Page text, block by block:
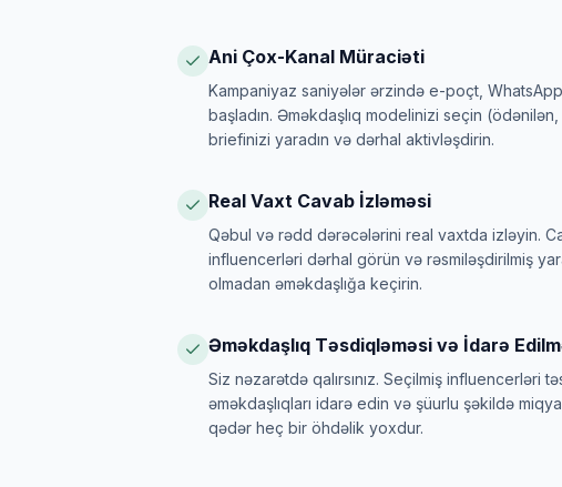
Ani Çox-Kanal Müraciəti
Kampaniyaz saniyələr ərzində e-poçt,
başladın. Əməkdaşlıq modelinizi seçin
briefinizi yaradın və dərhal aktivləşdirin.
Real Vaxt Cavab İzləməsi
Qəbul və rədd dərəcələrini real vaxtda izləyin.
influencerləri dərhal görün və rəsmiləşdirilmiş
olmadan əməkdaşlığa keçirin.
Əməkdaşlıq Təsdiqləməsi və İdarə
Siz nəzarətdə qalırsınız. Seçilmiş influencerləri
əməkdaşlıqları idarə edin və şüurlu şəkildə
qədər heç bir öhdəlik yoxdur.